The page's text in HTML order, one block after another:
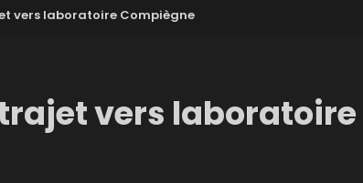
vers laboratoire Compiègne
vers